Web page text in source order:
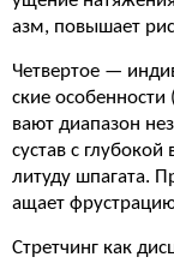
азм, повышает
Четвертое —
ские особенности
вают диапазон
сустав с
литуду шпагата.
ащает
Стретчинг как